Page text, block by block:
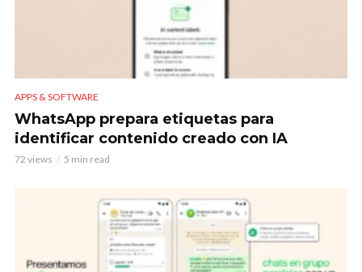
APPS & SOFTWARE
WhatsApp prepara etiquetas para
identificar contenido creado con IA
72 views 5 min read